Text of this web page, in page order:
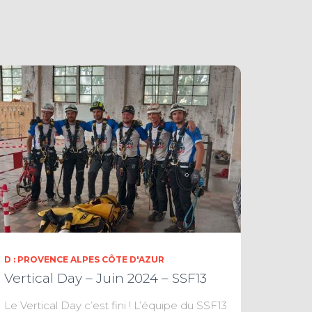
D : PROVENCE ALPES CÔTE D'AZUR
Vertical Day – Juin 2024 – SSF13
Le Vertical Day c’est fini ! L’équipe du SSF13